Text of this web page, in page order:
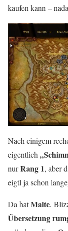
kaufen kann –
Nach einigem
eigentlich
nurRang 1, aber
eigtl ja schon
Da hatMalte,
Übersetzung